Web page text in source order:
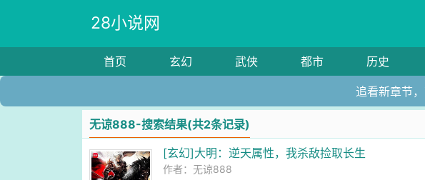
28小说网
首页 玄幻 武侠 都市 历史
追看新章节
无谅888-搜索结果(共2条记录)
[玄幻]大明：逆天属性，我杀敌捡取长生
作者：无谅888